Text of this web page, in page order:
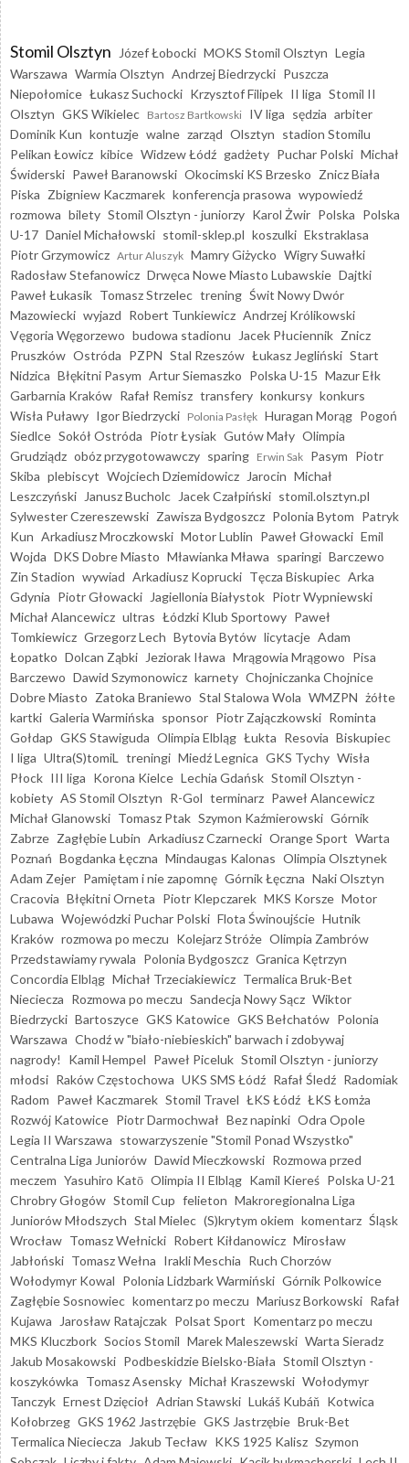
Stomil Olsztyn Józef Łobocki MOKS Stomil Olsztyn Legia
Warszawa Warmia Olsztyn Andrzej Biedrzycki Puszcza
Niepołomice Łukasz Suchocki Krzysztof Filipek II liga Stomil II
Olsztyn GKS Wikielec Bartosz Bartkowski IV liga sędzia arbiter
Dominik Kun kontuzje walne zarząd Olsztyn stadion Stomilu
Pelikan Łowicz kibice Widzew Łódź gadżety Puchar Polski Michał
Świderski Paweł Baranowski Okocimski KS Brzesko Znicz Biała
Piska Zbigniew Kaczmarek konferencja prasowa wypowiedź
rozmowa bilety Stomil Olsztyn - juniorzy Karol Żwir Polska Polska
U-17 Daniel Michałowski stomil-sklep.pl koszulki Ekstraklasa
Piotr Grzymowicz Artur Aluszyk Mamry Giżycko Wigry Suwałki
Radosław Stefanowicz Drwęca Nowe Miasto Lubawskie Dajtki
Paweł Łukasik Tomasz Strzelec trening Świt Nowy Dwór
Mazowiecki wyjazd Robert Tunkiewicz Andrzej Królikowski
Vęgoria Węgorzewo budowa stadionu Jacek Płuciennik Znicz
Pruszków Ostróda PZPN Stal Rzeszów Łukasz Jegliński Start
Nidzica Błękitni Pasym Artur Siemaszko Polska U-15 Mazur Ełk
Garbarnia Kraków Rafał Remisz transfery konkursy konkurs
Wisła Puławy Igor Biedrzycki Polonia Pasłęk Huragan Morąg Pogoń
Siedlce Sokół Ostróda Piotr Łysiak Gutów Mały Olimpia
Grudziądz obóz przygotowawczy sparing Erwin Sak Pasym Piotr
Skiba plebiscyt Wojciech Dziemidowicz Jarocin Michał
Leszczyński
Janusz Bucholc Jacek Czałpiński stomil.olsztyn.pl
Sylwester Czereszewski Zawisza Bydgoszcz Polonia Bytom Patryk
Kun Arkadiusz Mroczkowski Motor Lublin Paweł Głowacki Emil
Wojda DKS Dobre Miasto Mławianka Mława sparingi Barczewo
Zin Stadion wywiad Arkadiusz Koprucki Tęcza Biskupiec Arka
Gdynia Piotr Głowacki Jagiellonia Białystok Piotr Wypniewski
Michał Alancewicz ultras Łódzki Klub Sportowy Paweł
Tomkiewicz Grzegorz Lech Bytovia Bytów licytacje Adam
Łopatko Dolcan Ząbki Jeziorak Iława Mrągowia Mrągowo Pisa
Barczewo Dawid Szymonowicz karnety Chojniczanka Chojnice
Dobre Miasto Zatoka Braniewo Stal Stalowa Wola WMZPN żółte
kartki Galeria Warmińska sponsor Piotr Zajączkowski Rominta
Gołdap GKS Stawiguda Olimpia Elbląg Łukta Resovia Biskupiec
I liga Ultra(S)tomiL treningi Miedź Legnica GKS Tychy Wisła
Płock III liga Korona Kielce Lechia Gdańsk Stomil Olsztyn -
kobiety AS Stomil Olsztyn R-Gol terminarz Paweł Alancewicz
Michał Glanowski Tomasz Ptak Szymon Kaźmierowski Górnik
Zabrze Zagłębie Lubin Arkadiusz Czarnecki Orange Sport Warta
Poznań Bogdanka Łęczna Mindaugas Kalonas Olimpia Olsztynek
Adam Zejer Pamiętam i nie zapomnę Górnik Łęczna Naki Olsztyn
Cracovia Błękitni Orneta Piotr Klepczarek MKS Korsze Motor
Lubawa Wojewódzki Puchar Polski Flota Świnoujście Hutnik
Kraków rozmowa po meczu Kolejarz Stróże Olimpia Zambrów
Przedstawiamy rywala Polonia Bydgoszcz Granica Kętrzyn
Concordia Elbląg Michał Trzeciakiewicz Termalica Bruk-Bet
Nieciecza Rozmowa po meczu Sandecja Nowy Sącz Wiktor
Biedrzycki Bartoszyce GKS Katowice GKS Bełchatów Polonia
Warszawa Chodź w "biało-niebieskich" barwach i zdobywaj
nagrody!
Kamil Hempel Paweł Piceluk Stomil Olsztyn - juniorzy
młodsi Raków Częstochowa UKS SMS Łódź Rafał Śledź Radomiak
Radom Paweł Kaczmarek Stomil Travel ŁKS Łódź ŁKS Łomża
Rozwój Katowice Piotr Darmochwał Bez napinki Odra Opole
Legia II Warszawa stowarzyszenie "Stomil Ponad Wszystko"
Centralna Liga Juniorów Dawid Mieczkowski Rozmowa przed
meczem Yasuhiro Katō Olimpia II Elbląg Kamil Kiereś Polska U-21
Chrobry Głogów Stomil Cup felieton Makroregionalna Liga
Juniorów Młodszych Stal Mielec (S)krytym okiem komentarz Śląsk
Wrocław Tomasz Wełnicki Robert Kiłdanowicz Mirosław
Jabłoński Tomasz Wełna Irakli Meschia Ruch Chorzów
Wołodymyr Kowal Polonia Lidzbark Warmiński Górnik Polkowice
Zagłębie Sosnowiec komentarz po meczu Mariusz Borkowski Rafał
Kujawa
Jarosław Ratajczak Polsat Sport Komentarz po meczu
MKS Kluczbork Socios Stomil Marek Maleszewski Warta Sieradz
Jakub Mosakowski Podbeskidzie Bielsko-Biała Stomil Olsztyn -
koszykówka Tomasz Asensky Michał Kraszewski Wołodymyr
Tanczyk Ernest Dzięcioł Adrian Stawski Lukáš Kubáň Kotwica
Kołobrzeg GKS 1962 Jastrzębie GKS Jastrzębie Bruk-Bet
Termalica Nieciecza
Jakub Tecław KKS 1925 Kalisz Szymon